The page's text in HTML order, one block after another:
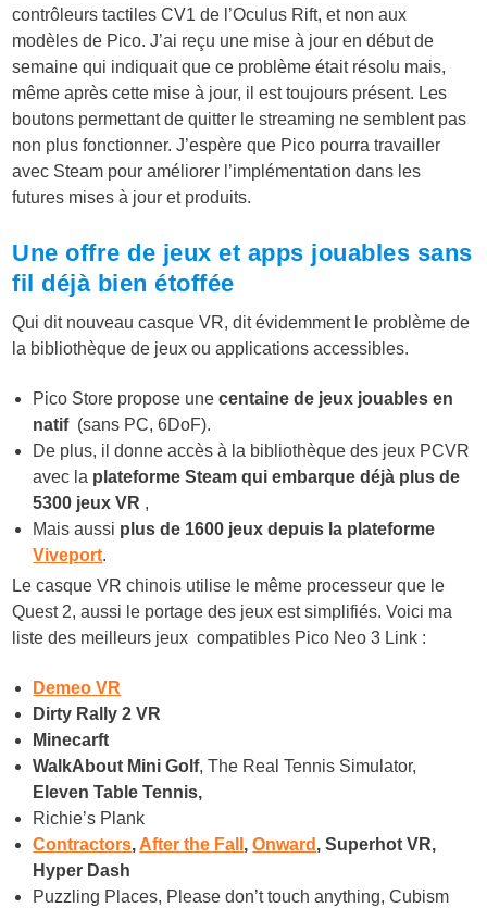
contrôleurs tactiles CV1 de l’Oculus Rift, et non aux
modèles de Pico. J’ai reçu une mise à jour en début de
semaine qui indiquait que ce problème était résolu mais,
même après cette mise à jour, il est toujours présent. Les
boutons permettant de quitter le streaming ne semblent pas
non plus fonctionner. J’espère que Pico pourra travailler
avec Steam pour améliorer l’implémentation dans les
futures mises à jour et produits.
Une offre de jeux et apps jouables sans
fil déjà bien étoffée
Qui dit nouveau casque VR, dit évidemment le problème de
la bibliothèque de jeux ou applications accessibles.
Pico Store propose unecentaine de jeux jouables en
natif (sans PC, 6DoF).
De plus, il donne accès à la bibliothèque des jeux PCVR
avec la plateforme Steam qui embarque déjà plus de
5300 jeux VR ,
Mais aussi plus de 1600 jeux depuis la plateforme
Viveport.
Le casque VR chinois utilise le même processeur que le
Quest 2, aussi le portage des jeux est simplifiés. Voici ma
liste des meilleurs jeux compatibles Pico Neo 3 Link :
Demeo VR
Dirty Rally 2 VR
Minecarft
WalkAbout Mini Golf, The Real Tennis Simulator,
Eleven Table Tennis,
Richie’s Plank
Contractors, After the Fall ,Onward , Superhot VR,
Hyper Dash
Puzzling Places, Please don’t touch anything, Cubism